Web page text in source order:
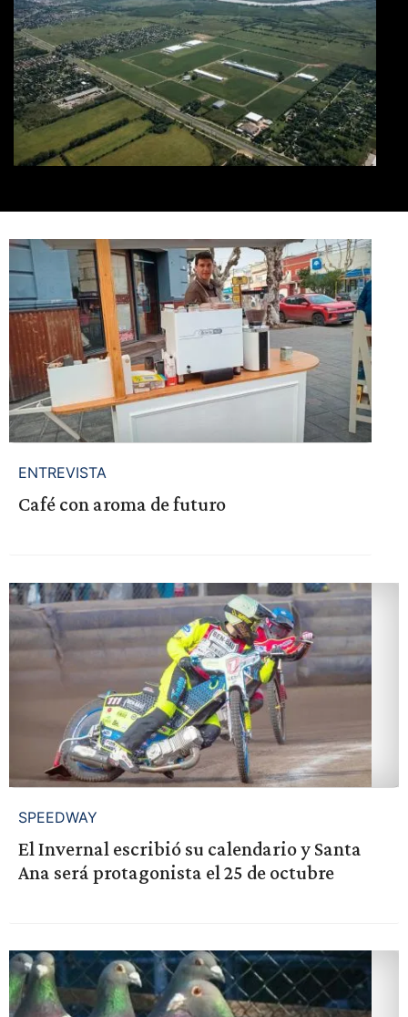
ENTREVISTA
Café con aroma de futuro
SPEEDWAY
El Invernal escribió su calendario y Santa
Ana será protagonista el 25 de octubre